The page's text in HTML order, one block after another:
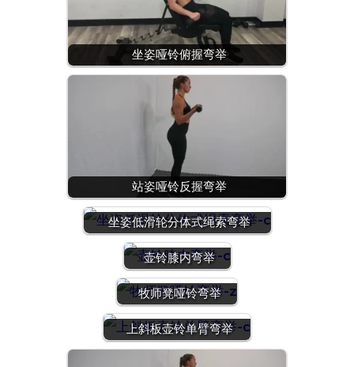
坐姿哑铃俯握弯举
站姿哑铃反握弯举
坐姿低滑轮分体式绳索弯举
壶铃膝内弯举
牧师凳哑铃弯举
上斜板壶铃单臂弯举